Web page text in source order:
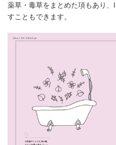
薬草・毒草をまとめた項もあり
すこともできます。